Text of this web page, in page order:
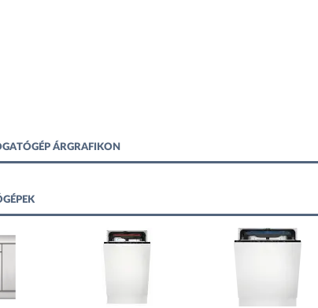
ÁRGRAFIKON